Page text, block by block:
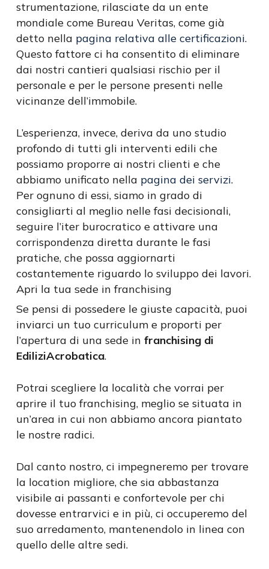
strumentazione, rilasciate da un ente
mondiale come Bureau Veritas, come già
detto nella pagina relativa alle certificazioni.
Questo fattore ci ha consentito di eliminare
dai nostri cantieri qualsiasi rischio per il
personale e per le persone presenti nelle
vicinanze dell’immobile.
L’esperienza, invece, deriva da uno studio
profondo di tutti gli interventi edili che
possiamo proporre ai nostri clienti e che
abbiamo unificato nella pagina dei servizi.
Per ognuno di essi, siamo in grado di
consigliarti al meglio nelle fasi decisionali,
seguire l’iter burocratico e attivare una
corrispondenza diretta durante le fasi
pratiche, che possa aggiornarti
costantemente riguardo lo sviluppo dei lavori.
Apri la tua sede in franchising
Se pensi di possedere le giuste capacità, puoi
inviarci un tuo curriculum e proporti per
l’apertura di una sede in franchising di
EdiliziAcrobatica.
Potrai scegliere la località che vorrai per
aprire il tuo franchising, meglio se situata in
un’area in cui non abbiamo ancora piantato
le nostre radici.
Dal canto nostro, ci impegneremo per trovare
la location migliore, che sia abbastanza
visibile ai passanti e confortevole per chi
dovesse entrarvici e in più, ci occuperemo del
suo arredamento, mantenendolo in linea con
quello delle altre sedi.